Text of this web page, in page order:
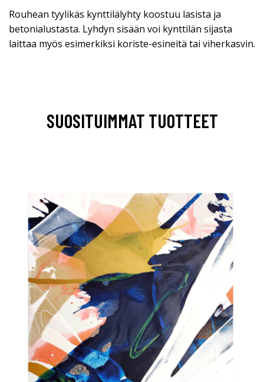
Rouhean tyylikäs kynttilälyhty koostuu lasista ja
betonialustasta. Lyhdyn sisään voi kynttilän sijasta
laittaa myös esimerkiksi koriste-esineitä tai viherkasvin.
SUOSITUIMMAT TUOTTEET